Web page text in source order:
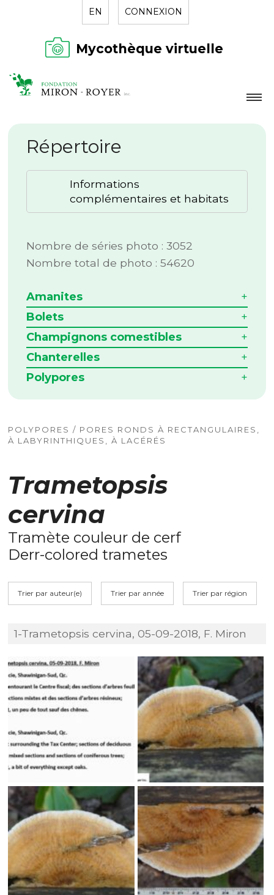
EN CONNEXION
Mycothèque virtuelle
LA FONDATION
NOUVELLES
RÉPERTOIRE
Répertoire
Informations
complémentaires et habitats
Nombre de séries photo : 3052
Nombre total de photo : 54620
Amanites
Bolets
Champignons comestibles
Chanterelles
Polypores
POLYPORES / PORES RONDS À RECTANGULAIRES,
À LABYRINTHIQUES, À LACÉRÉS
Trametopsis
cervina
Tramète couleur de cerf
Derr-colored trametes
Trier par auteur(e) Trier par année Trier par région
1-Trametopsis cervina, 05-09-2018, F. Miron